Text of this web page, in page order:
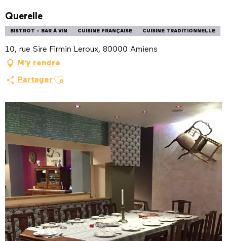
Querelle
BISTROT - BAR À VIN CUISINE FRANÇAISE CUISINE TRADITIONNELLE
10, rue Sire Firmin Leroux, 80000 Amiens
M'y rendre
Partager Ajouter aux favoris